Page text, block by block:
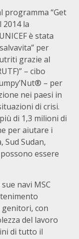
programma “Get
2014 la
è stata
per
grazie al
– cibo
– per
nei paesi in
di crisi.
di 1,3 milioni di
per aiutare i
Sud Sudan,
essere
navi MSC
con
del lavoro
di tutto il